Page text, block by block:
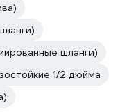
шланги)
1/2 дюйма